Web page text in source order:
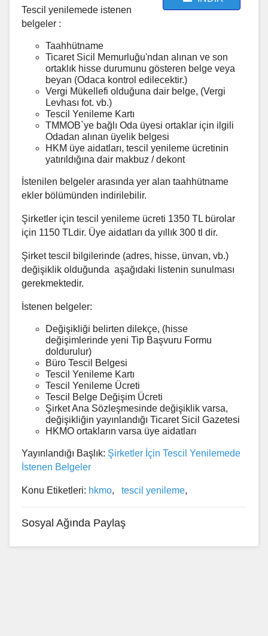
Tescil yenilemede istenen
belgeler :
Taahhütname
Ticaret Sicil Memurluğu'ndan alınan ve son
ortaklık hisse durumunu gösteren belge veya
beyan (Odaca kontrol edilecektir.)
Vergi Mükellefi olduğuna dair belge, (Vergi
Levhası fot. vb.)
Tescil Yenileme Kartı
TMMOB`ye bağlı Oda üyesi ortaklar için ilgili
Odadan alınan üyelik belgesi
HKM üye aidatları, tescil yenileme ücretinin
yatırıldığına dair makbuz / dekont
İstenilen belgeler arasında yer alan taahhütname
ekler bölümünden indirilebilir.
Şirketler için tescil yenileme ücreti 1350 TL bürolar
için 1150 TLdir. Üye aidatları da yıllık 300 tl dir.
Şirket tescil bilgilerinde (adres, hisse, ünvan, vb.)
değişiklik olduğunda aşağıdaki listenin sunulması
gerekmektedir.
İstenen belgeler:
Değişikliği belirten dilekçe, (hisse
değişimlerinde yeni Tip Başvuru Formu
doldurulur)
Büro Tescil Belgesi
Tescil Yenileme Kartı
Tescil Yenileme Ücreti
Tescil Belge Değişim Ücreti
Şirket Ana Sözleşmesinde değişiklik varsa,
değişikliğin yayınlandığı Ticaret Sicil Gazetesi
HKMO ortakların varsa üye aidatları
Yayınlandığı Başlık: Şirketler İçin Tescil Yenilemede
İstenen Belgeler
Konu Etiketleri: hkmo, tescil yenileme,
Sosyal Ağında Paylaş